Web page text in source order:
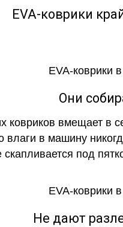
EVA-коврики
Они
ковриков вмещает в
влаги в машину
под
Не дают